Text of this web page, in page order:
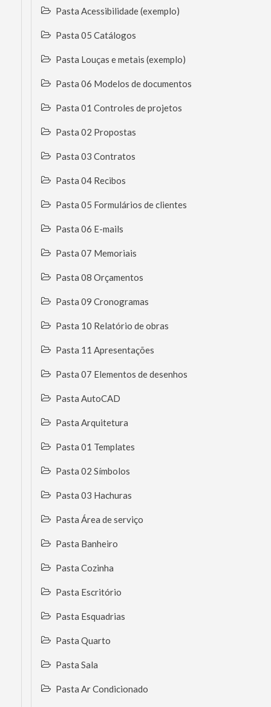
Pasta Acessibilidade (exemplo)
Pasta 05 Catálogos
Pasta Louças e metais (exemplo)
Pasta 06 Modelos de documentos
Pasta 01 Controles de projetos
Pasta 02 Propostas
Pasta 03 Contratos
Pasta 04 Recibos
Pasta 05 Formulários de clientes
Pasta 06 E-mails
Pasta 07 Memoriais
Pasta 08 Orçamentos
Pasta 09 Cronogramas
Pasta 10 Relatório de obras
Pasta 11 Apresentações
Pasta 07 Elementos de desenhos
Pasta AutoCAD
Pasta Arquitetura
Pasta 01 Templates
Pasta 02 Símbolos
Pasta 03 Hachuras
Pasta Área de serviço
Pasta Banheiro
Pasta Cozinha
Pasta Escritório
Pasta Esquadrias
Pasta Quarto
Pasta Sala
Pasta Ar Condicionado